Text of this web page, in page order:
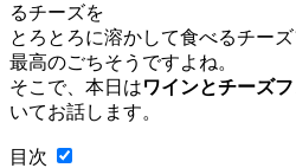
るチーズを
とろとろに溶かして食べるチー
最高のごちそうですよね。
そこで、本日はワインとチーズ
いてお話します。
目次